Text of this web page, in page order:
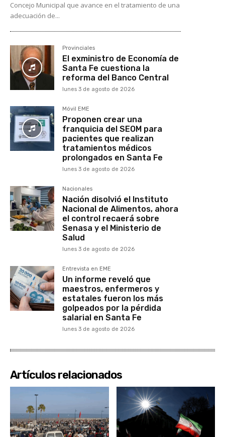
Concejo Municipal que avance en el tratamiento de una
adecuación de...
Provinciales
El exministro de Economía de
Santa Fe cuestiona la
reforma del Banco Central
lunes 3 de agosto de 2026
Móvil EME
Proponen crear una
franquicia del SEOM para
pacientes que realizan
tratamientos médicos
prolongados en Santa Fe
lunes 3 de agosto de 2026
Nacionales
Nación disolvió el Instituto
Nacional de Alimentos, ahora
el control recaerá sobre
Senasa y el Ministerio de
Salud
lunes 3 de agosto de 2026
Entrevista en EME
Un informe reveló que
maestros, enfermeros y
estatales fueron los más
golpeados por la pérdida
salarial en Santa Fe
lunes 3 de agosto de 2026
Artículos relacionados